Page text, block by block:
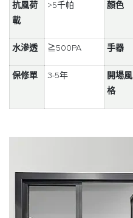
抗風荷
載
>5千帕 顏色
水滲透 ≧500PA 手器
保修單 3-5年
開場風
格